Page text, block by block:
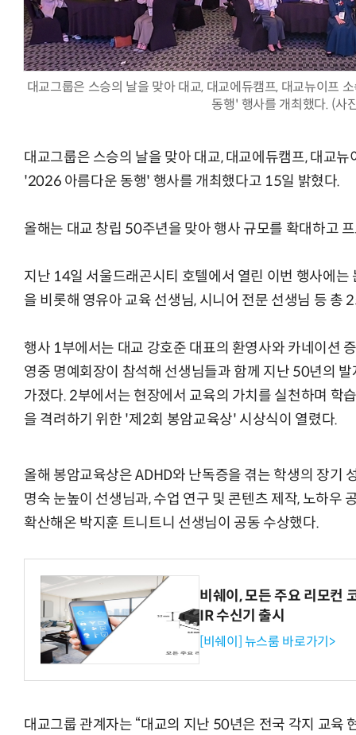
대교그룹은 스승의 날을 맞아 대교, 대교에듀캠프, 대교뉴이프
동행' 행사를 개최했다. (사
대교그룹은 스승의 날을 맞아 대교, 대교에듀캠프, 대교
'2026 아름다운 동행' 행사를 개최했다고 15일 밝혔다.
올해는 대교 창립 50주년을 맞아 행사 규모를 확대하고
지난 14일 서울드래곤시티 호텔에서 열린 이번 행사에
을 비롯해 영유아 교육 선생님, 시니어 전문 선생님 등 총
행사 1부에서는 대교 강호준 대표의 환영사와 카네이션
영중 명예회장이 참석해 선생님들과 함께 지난 50년의
가졌다. 2부에서는 현장에서 교육의 가치를 실천하며 학
을 격려하기 위한 '제2회 봉암교육상' 시상식이 열렸다.
올해 봉암교육상은 ADHD와 난독증을 겪는 학생의 장기
명숙 눈높이 선생님과, 수업 연구 및 콘텐츠 제작, 노하우
확산해온 박지훈 트니트니 선생님이 공동 수상했다.
비쉐이, 모든 주요 리모컨
IR 수신기 출시
[비쉐이] 뉴스룸 바로가기>
대교그룹 관계자는 “대교의 지난 50년은 전국 각지 교육
현업에서 바로 쓰는 "하네스 엔